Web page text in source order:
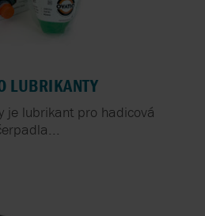
LUBRIKANTY
je lubrikant pro hadicová